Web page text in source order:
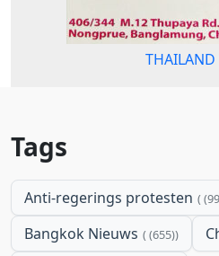
THAILAND
Tags
Anti-regerings protesten
Bangkok Nieuws (655)